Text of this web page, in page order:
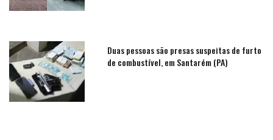
Duas pessoas são presas suspeitas de furto
de combustível, em Santarém (PA)